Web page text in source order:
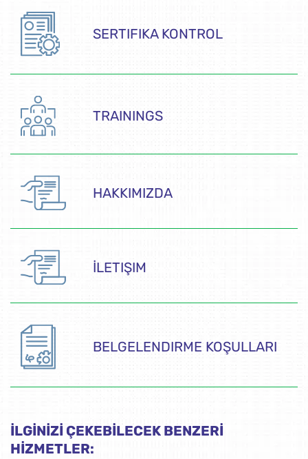
SERTIFIKA KONTROL
TRAININGS
HAKKIMIZDA
İLETIŞIM
BELGELENDIRME KOŞULLARI
İLGİNİZİ ÇEKEBİLECEK BENZERİ
HİZMETLER: